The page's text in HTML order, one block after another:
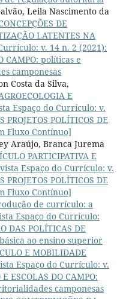
Leila Nascimento da
DE
LATENTES NA
v. 14 n. 2 (2021):
CAMPO: políticas e
camponesas
Costa da Silva,
E
Espaço do Currículo: v.
PROJETOS POLÍTICOS DE
Fluxo Contínuo]
Araújo, Branca Jurema
PARTICIPATIVA E
Espaço do Currículo: v.
PROJETOS POLÍTICOS DE
Fluxo Contínuo]
de currículo: a
Espaço do Currículo:
DAS POLÍTICAS DE
ao ensino superior
E MOBILIDADE
Espaço do Currículo: v.
ESCOLAS DO CAMPO:
camponesas